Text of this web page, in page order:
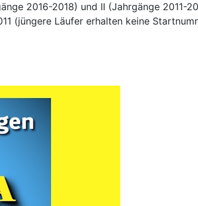
2016-2018) und II (Jahrgänge 2011-
(jüngere Läufer erhalten keine